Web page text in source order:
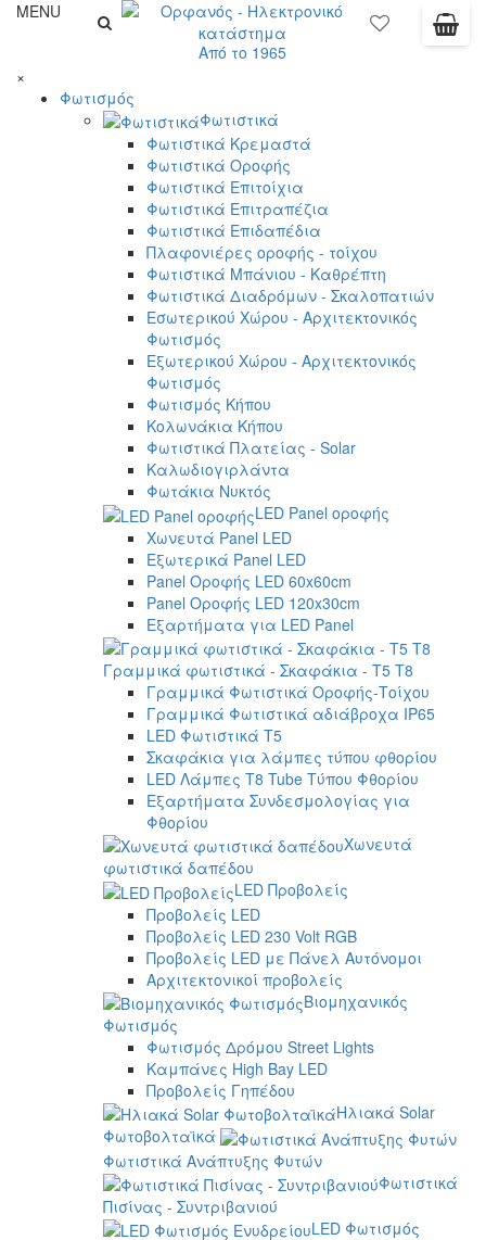
MENU
Από το 1965
×
Φωτισμός
Φωτιστικά
Φωτιστικά Κρεμαστά
Φωτιστικά Οροφής
Φωτιστικά Επιτοίχια
Φωτιστικά Επιτραπέζια
Φωτιστικά Επιδαπέδια
Πλαφονιέρες οροφής - τοίχου
Φωτιστικά Μπάνιου - Καθρέπτη
Φωτιστικά Διαδρόμων - Σκαλοπατιών
Εσωτερικού Χώρου - Αρχιτεκτονικός
Φωτισμός
Εξωτερικού Χώρου - Αρχιτεκτονικός
Φωτισμός
Φωτισμός Κήπου
Κολωνάκια Κήπου
Φωτιστικά Πλατείας - Solar
Καλωδιογιρλάντα
Φωτάκια Νυκτός
LED Panel οροφής
Χωνευτά Panel LED
Εξωτερικά Panel LED
Panel Οροφής LED 60x60cm
Panel Οροφής LED 120x30cm
Εξαρτήματα για LED Panel
Γραμμικά φωτιστικά - Σκαφάκια - Τ5 T8
Γραμμικά Φωτιστικά Οροφής-Τοίχου
Γραμμικά Φωτιστικά αδιάβροχα IP65
LED Φωτιστικά T5
Σκαφάκια για λάμπες τύπου φθορίου
LED Λάμπες T8 Tube Τύπου Φθορίου
Εξαρτήματα Συνδεσμολογίας για
Φθορίου
Χωνευτά
φωτιστικά δαπέδου
LED Προβολείς
Προβολείς LED
Προβολείς LED 230 Volt RGB
Προβολείς LED με Πάνελ Αυτόνομοι
Αρχιτεκτονικοί προβολείς
Βιομηχανικός
Φωτισμός
Φωτισμός Δρόμου Street Lights
Καμπάνες High Bay LED
Προβολείς Γηπέδου
Ηλιακά Solar
Φωτοβολταϊκά
Φωτιστικά Ανάπτυξης Φυτών
Φωτιστικά
Πισίνας - Συντριβανιού
LED Φωτισμός